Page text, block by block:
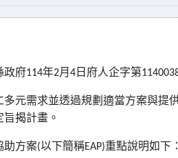
政府114年2月 4 日府人企字第
多元需求並透過規劃適當方案與提
揭計畫。
助方案(以下簡稱EAP)重點說明如下：